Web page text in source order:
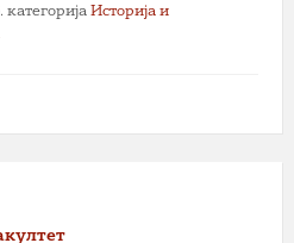
категорија Историја и